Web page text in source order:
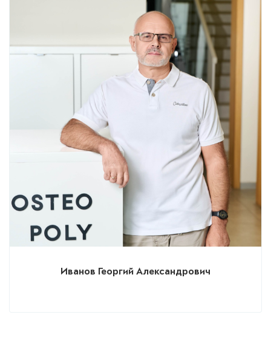
Иванов Георгий Александрович